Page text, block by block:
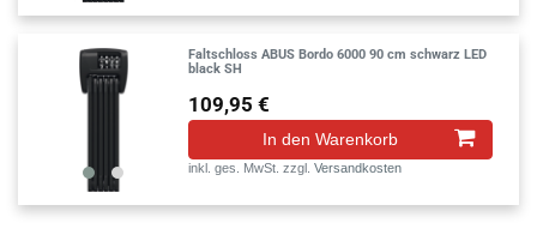
Faltschloss ABUS Bordo 6000 90 cm schwarz LED
black SH
109,95 €
In den Warenkorb
inkl. ges. MwSt. zzgl.Versandkosten